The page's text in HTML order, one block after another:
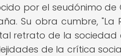
por el seudónimo
Su obra cumbre,
retrato de la
de la crítica